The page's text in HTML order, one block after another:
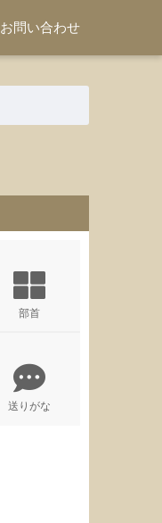
お問い合わせ
部首
送りがな